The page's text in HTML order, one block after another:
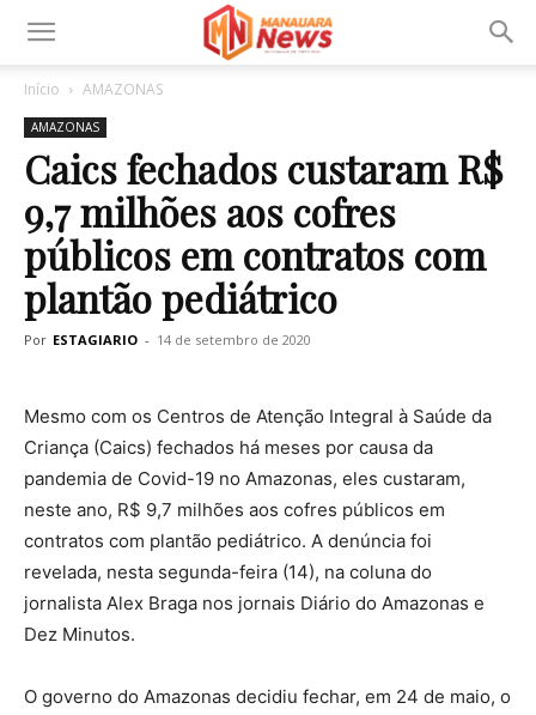
Início AMAZONAS
AMAZONAS
Caics fechados custaram R$
9,7 milhões aos cofres
públicos em contratos com
plantão pediátrico
Por ESTAGIARIO - 14 de setembro de 2020
Mesmo com os Centros de Atenção Integral à Saúde da
Criança (Caics) fechados há meses por causa da
pandemia de Covid-19 no Amazonas, eles custaram,
neste ano, R$ 9,7 milhões aos cofres públicos em
contratos com plantão pediátrico. A denúncia foi
revelada, nesta segunda-feira (14), na coluna do
jornalista Alex Braga nos jornais Diário do Amazonas e
Dez Minutos.
O governo do Amazonas decidiu fechar, em 24 de maio, o